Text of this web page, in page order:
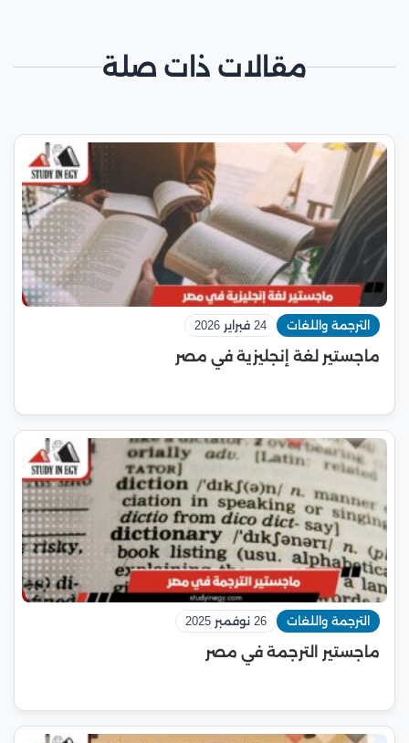
مقالات ذات صلة
الترجمة واللغات 24 فبراير 2026
ماجستير لغة إنجليزية في مصر
الترجمة واللغات 26 نوفمبر 2025
ماجستير الترجمة في مصر